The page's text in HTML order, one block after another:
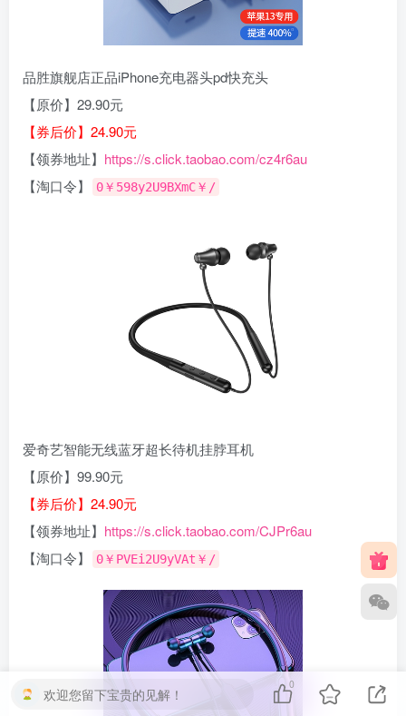
品胜旗舰店正品iPhone充电器头pd快充头
【原价】29.90元
【券后价】24.90元
【领券地址】 https://s.click.taobao.com/cz4r6au
【淘口令】
0￥598y2U9BXmC￥/
爱奇艺智能无线蓝牙超长待机挂脖耳机
【原价】99.90元
【券后价】24.90元
【领券地址】 https://s.click.taobao.com/CJPr6au
【淘口令】
0￥PVEi2U9yVAt￥/
欢迎您留下宝贵的见解！
0